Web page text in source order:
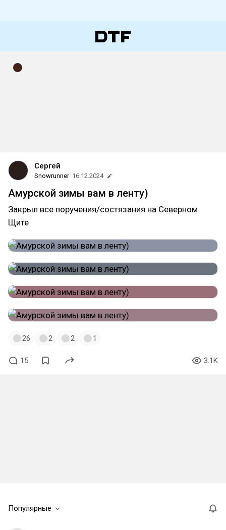
Сергей
Snowrunner 16.12.2024
Амурской зимы вам в ленту)
Закрыл все поручения/состязания на Северном
Щите
26 2 2 1
15 3.1K
Популярные